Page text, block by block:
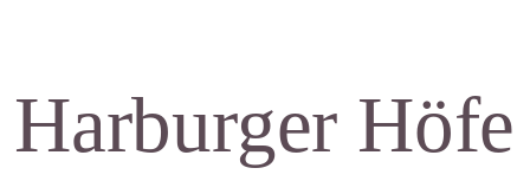
Harburger Höfe